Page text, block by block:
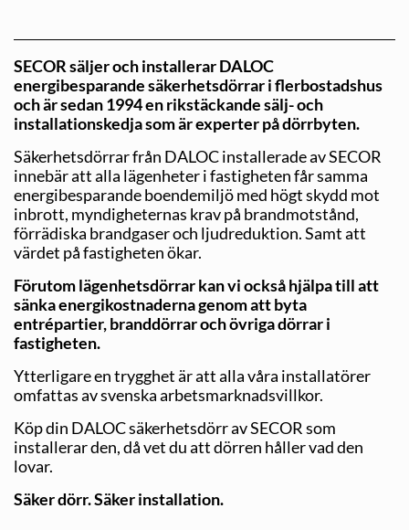
SECOR säljer och installerar DALOC
energibesparande säkerhetsdörrar i flerbostadshus
och är sedan 1994 en rikstäckande sälj- och
installationskedja som är experter på dörrbyten.
Säkerhetsdörrar från DALOC installerade av SECOR
innebär att alla lägenheter i fastigheten får samma
energibesparande boendemiljö med högt skydd mot
inbrott, myndigheternas krav på brandmotstånd,
förrädiska brandgaser och ljudreduktion. Samt att
värdet på fastigheten ökar.
Förutom lägenhetsdörrar kan vi också hjälpa till att
sänka energikostnaderna genom att byta
entrépartier, branddörrar och övriga dörrar i
fastigheten.
Ytterligare en trygghet är att alla våra installatörer
omfattas av svenska arbetsmarknadsvillkor.
Köp din DALOC säkerhetsdörr av SECOR som
installerar den, då vet du att dörren håller vad den
lovar.
Säker dörr. Säker installation.